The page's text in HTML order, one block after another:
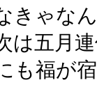
きゃな
は五月
も福が